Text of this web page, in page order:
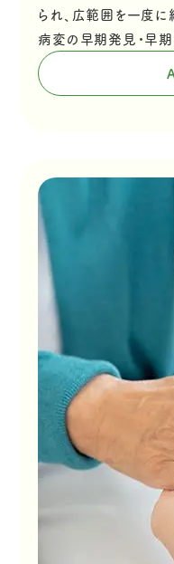
られ、広範囲を一度に
病変の早期発見・早期